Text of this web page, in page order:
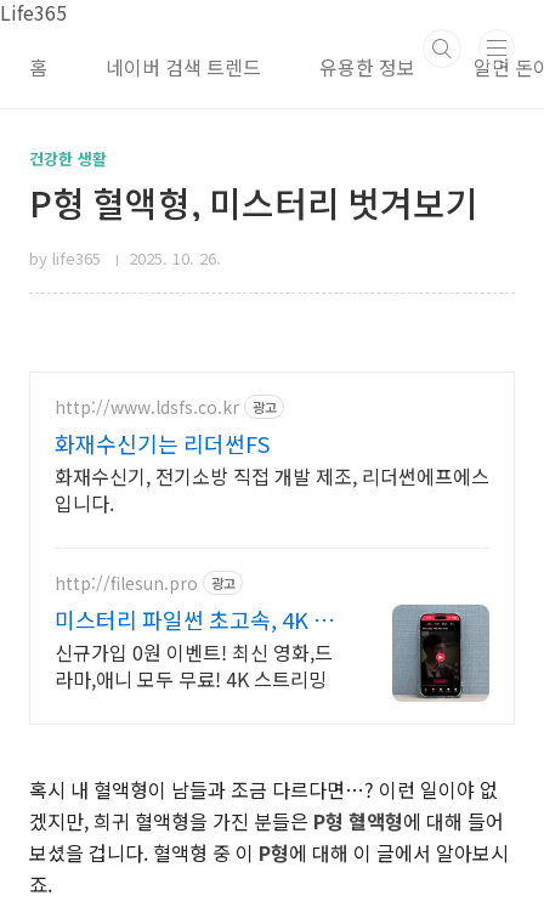
본문 바로가기
Life365
홈
네이버 검색 트렌드 유용한 정보 알면 돈
건강한 생활
P형 혈액형, 미스터리 벗겨보기
by life365 2025. 10. 26.
http://www.ldsfs.co.kr 광고
화재수신기는 리더썬FS
화재수신기, 전기소방 직접 개발 제조, 리더썬에프에스
입니다.
http://filesun.pro 광고
미스터리 파일썬 초고속, 4K 실
시간 보기!
신규가입 0원 이벤트! 최신 영화,드
라마,애니 모두 무료! 4K 스트리밍
혹시 내 혈액형이 남들과 조금 다르다면…? 이런 일이야 없
겠지만, 희귀 혈액형을 가진 분들은 P형 혈액형에 대해 들어
보셨을 겁니다. 혈액형 중 이 P형에 대해 이 글에서 알아보시
죠.